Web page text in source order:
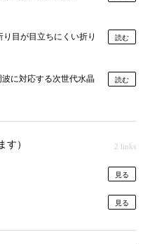
目が目立ちにくい折り
読む
に対応する次世代水晶
読む
） 2 links
見る
見る